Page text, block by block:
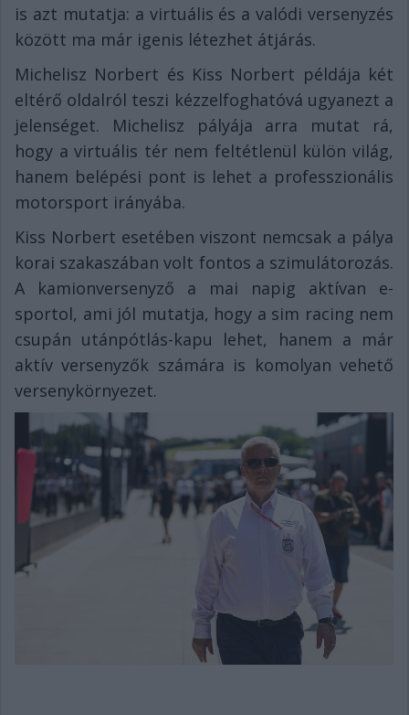
is azt mutatja: a virtuális és a valódi versenyzés
között ma már igenis létezhet átjárás.
Michelisz Norbert és Kiss Norbert példája két
eltérő oldalról teszi kézzelfoghatóvá ugyanezt a
jelenséget. Michelisz pályája arra mutat rá,
hogy a virtuális tér nem feltétlenül külön világ,
hanem belépési pont is lehet a professzionális
motorsport irányába.
Kiss Norbert esetében viszont nemcsak a pálya
korai szakaszában volt fontos a szimulátorozás.
A kamionversenyző a mai napig aktívan e-
sportol, ami jól mutatja, hogy a sim racing nem
csupán utánpótlás-kapu lehet, hanem a már
aktív versenyzők számára is komolyan vehető
versenykörnyezet.